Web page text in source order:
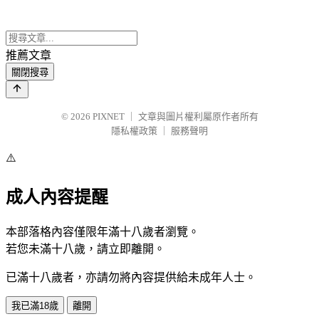
推薦文章
關閉搜尋
© 2026 PIXNET
文章與圖片權利屬原作者所有
隱私權政策
服務聲明
⚠️
成人內容提醒
本部落格內容僅限年滿十八歲者瀏覽。
若您未滿十八歲，請立即離開。
已滿十八歲者，亦請勿將內容提供給未成年人士。
我已滿18歲 離開